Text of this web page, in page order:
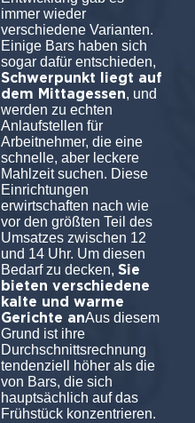
immer wieder
verschiedene Varianten.
Einige Bars haben sich
sogar dafür entschieden,
Schwerpunkt liegt auf
dem Mittagessen, und
werden zu echten
Anlaufstellen für
Arbeitnehmer, die eine
schnelle, aber leckere
Mahlzeit suchen. Diese
Einrichtungen
erwirtschaften nach wie
vor den größten Teil des
Umsatzes zwischen 12
und 14 Uhr. Um diesen
Bedarf zu decken, Sie
bieten verschiedene
kalte und warme
Gerichte anAus diesem
Grund ist ihre
Durchschnittsrechnung
tendenziell höher als die
von Bars, die sich
hauptsächlich auf das
Frühstück konzentrieren.